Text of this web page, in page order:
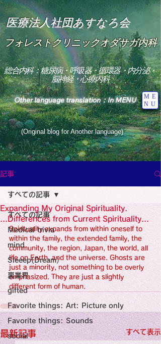
医療法人社団あすなろ会
フォレストクリニックオダサガ内科
Other language translation：In MENU
ME
NU
総合内科：糖尿病・呼吸器・循環器・内分泌・
脳神経・心療内科
(Original blog for Another language)
Heavens: Beyond the Universe: The World
the God of Light Resides"
尿病
経内科専門医
尿病
Wide Blog
性診療
Religion
記事
すべての記事
Medical trivia
mind
Sleeep(Dream）
裏業界
gifted
Favorite things: Art: Picture only
Favorite things: Sounds
social
すべての記事
Expanding My Original Spirituality.
...Differences from Current Spirituality...
Spirituality expands from within oneself to
within the family, the extended family, the
community, the region, Japan, the world, all
life on Earth, and the universe. Ghosts are
just a minority, not something to be overly
emphasized. They are just a slightly
different form of human.
最新記事 すべて表示